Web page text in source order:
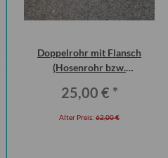
Doppelrohr mit Flansch
(Hosenrohr bzw.
(ohne KAT)
25,00 € *
Alter Preis: 62,00 €